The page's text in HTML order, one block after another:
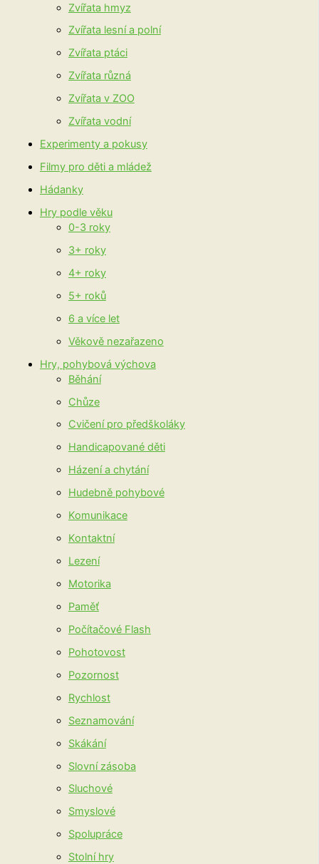
Zvířata hmyz
Zvířata lesní a polní
Zvířata ptáci
Zvířata různá
Zvířata v ZOO
Zvířata vodní
Experimenty a pokusy
Filmy pro děti a mládež
Hádanky
Hry podle věku
0-3 roky
3+ roky
4+ roky
5+ roků
6 a více let
Věkově nezařazeno
Hry, pohybová výchova
Běhání
Chůze
Cvičení pro předškoláky
Handicapované děti
Házení a chytání
Hudebně pohybové
Komunikace
Kontaktní
Lezení
Motorika
Paměť
Počítačové Flash
Pohotovost
Pozornost
Rychlost
Seznamování
Skákání
Slovní zásoba
Sluchové
Smyslové
Spolupráce
Stolní hry